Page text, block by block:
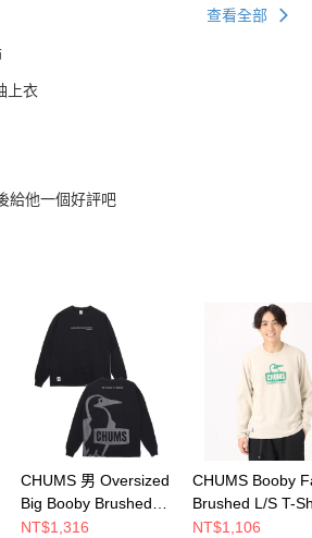
查看全部
上衣
給他一個好評吧
CHUMS 男 Oversized
Big Booby Brushed
L/S T-Shirt長袖T恤
NT$1,316
CHUMS Booby
Brushed L/S T-
長袖T恤
NT$1,106